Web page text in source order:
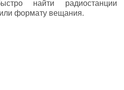
найти радиостанции
формату вещания.